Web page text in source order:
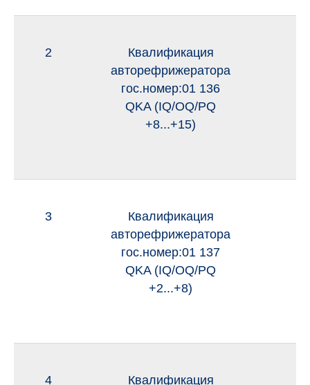
2
Квалификация
авторефрижератора
гос.номер:01 136
QKA (IQ/OQ/PQ
+8...+15)
3
Квалификация
авторефрижератора
гос.номер:01 137
QKA (IQ/OQ/PQ
+2...+8)
4 Квалификация